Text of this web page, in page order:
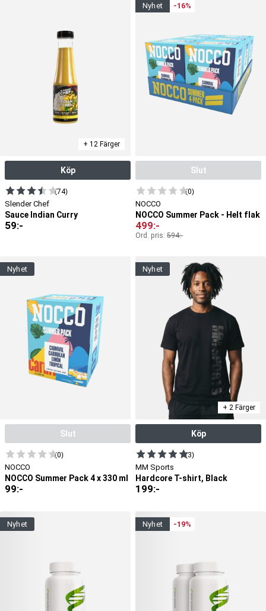
+ 12 Färger
Köp
(74)
Slender Chef
Sauce Indian Curry
59:-
nyhet -16%
Slut
(0)
NOCCO
NOCCO Summer Pack - Helt flak
499:-
Ord. pris: 594:-
nyhet
Slut
(0)
NOCCO
NOCCO Summer Pack 4 x 330 ml
99:-
nyhet
+ 2 Färger
Köp
(3)
MM Sports
Hardcore T-shirt, Black
199:-
nyhet nyhet -19%